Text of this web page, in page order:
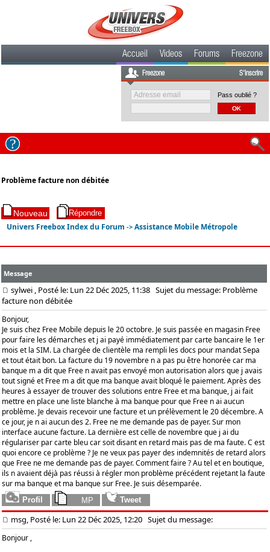
Accueil Videos Forums Freezone
Freezone S'inscrire
Pass oublié ?
Problème facture non débitée
Univers Freebox Index du Forum ->Assistance Mobile Métropole
Message
sylwei , Posté le: Lun 22 Déc 2025, 11:38 Sujet du message: Problème
facture non débitée
Bonjour,
Je suis chez Free Mobile depuis le 20 octobre. Je suis passée en magasin Free
pour faire les démarches et j ai payé immédiatement par carte bancaire le 1er
mois et la SIM. La chargée de clientèle ma rempli les docs pour mandat Sepa
et tout était bon. La facture du 19 novembre n a pas pu être honorée car ma
banque m a dit que Free n avait pas envoyé mon autorisation alors que j avais
tout signé et Free m a dit que ma banque avait bloqué le paiement. Après des
heures à essayer de trouver des solutions entre Free et ma banque, j ai fait
mettre en place une liste blanche à ma banque pour que Free n ai aucun
problème. Je devais recevoir une facture et un prélèvement le 20 décembre. A
ce jour, je n ai aucun des 2. Free ne me demande pas de payer. Sur mon
interface aucune facture. La dernière est celle de novembre que j ai du
régulariser par carte bleu car soit disant en retard mais pas de ma faute. C est
quoi encore ce problème ? Je ne veux pas payer des indemnités de retard alors
que Free ne me demande pas de payer. Comment faire ? Au tel et en boutique,
ils n avaient déjà pas réussi à régler mon problème précédent rejetant la faute
sur ma banque et ma banque sur Free. Je suis désemparée.
msg, Posté le: Lun 22 Déc 2025, 12:20 Sujet du message:
Bonjour ,